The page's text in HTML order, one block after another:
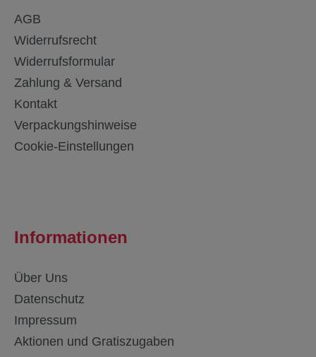
AGB
Widerrufsrecht
Widerrufsformular
Zahlung & Versand
Kontakt
Verpackungshinweise
Cookie-Einstellungen
Informationen
Über Uns
Datenschutz
Impressum
Aktionen und Gratiszugaben